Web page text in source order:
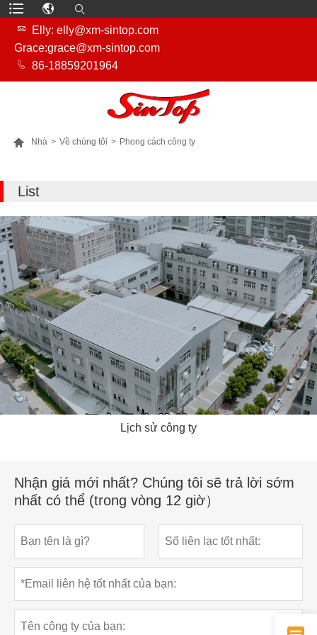

Elly: elly@xm-sintop.com
Grace:grace@xm-sintop.com
 86-18859201964
 Nhà > Về chúng tôi > Phong cách công ty
List
Lịch sử công ty
Nhận giá mới nhất? Chúng tôi sẽ trả lời sớm
nhất có thể (trong vòng 12 giờ）